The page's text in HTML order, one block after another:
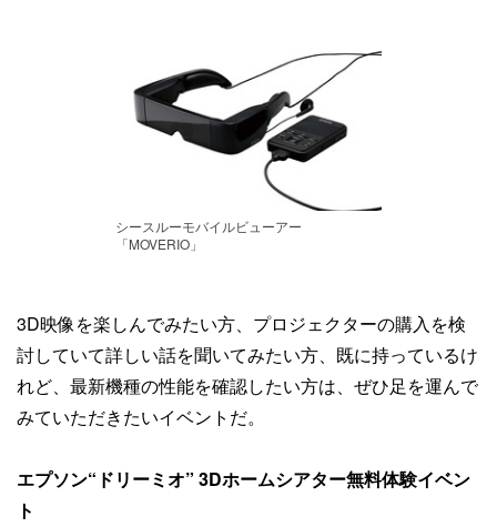
シースルーモバイルビューアー
「MOVERIO」
3D映像を楽しんでみたい方、プロジェクターの購入を検
討していて詳しい話を聞いてみたい方、既に持っているけ
れど、最新機種の性能を確認したい方は、ぜひ足を運んで
みていただきたいイベントだ。
エプソン“ドリーミオ” 3Dホームシアター無料体験イベン
ト